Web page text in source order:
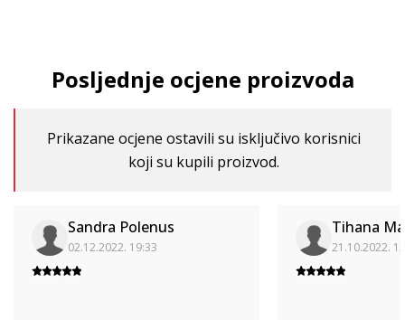
Posljednje ocjene proizvoda
Prikazane ocjene ostavili su isključivo korisnici
koji su kupili proizvod.
Sandra Polenus
02.12.2022. 19:33
Tihana
21.10.2022.